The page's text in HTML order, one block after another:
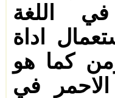
اللغة
اداة
كما هو
في